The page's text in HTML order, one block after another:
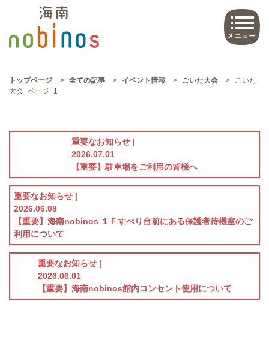
トップページ > 全ての記事 > イベント情報 > ごいた大会 >
ごいた
大会_ページ_1
重要なお知らせ |
2026.07.01
【重要】駐車場をご利用の皆様へ
重要なお知らせ |
2026.06.08
【重要】海南nobinos １Ｆすべり台前にある保護者待機室のご
利用について
重要なお知らせ |
2026.06.01
【重要】海南nobinos館内コンセント使用について